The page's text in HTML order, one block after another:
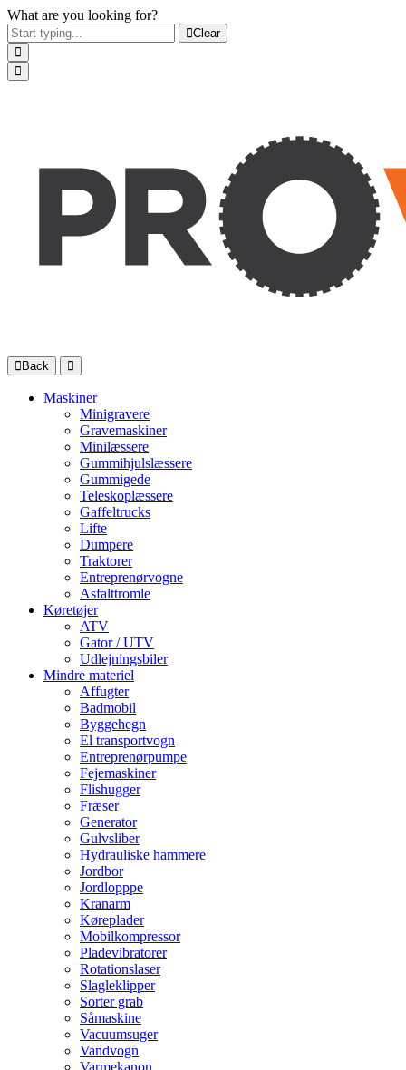
What are you looking for?
Clear
Back
Maskiner
Minigravere
Gravemaskiner
Minilæssere
Gummihjulslæssere
Gummigede
Teleskoplæssere
Gaffeltrucks
Lifte
Dumpere
Traktorer
Entreprenørvogne
Asfalttromle
Køretøjer
ATV
Gator / UTV
Udlejningsbiler
Mindre materiel
Affugter
Badmobil
Byggehegn
El transportvogn
Entreprenørpumpe
Fejemaskiner
Flishugger
Fræser
Generator
Gulvsliber
Hydrauliske hammere
Jordbor
Jordlopppe
Kranarm
Køreplader
Mobilkompressor
Pladevibratorer
Rotationslaser
Slagleklipper
Sorter grab
Såmaskine
Vacuumsuger
Vandvogn
Varmekanon